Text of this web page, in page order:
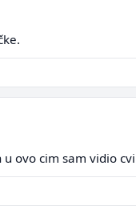
ovo cim sam vidio